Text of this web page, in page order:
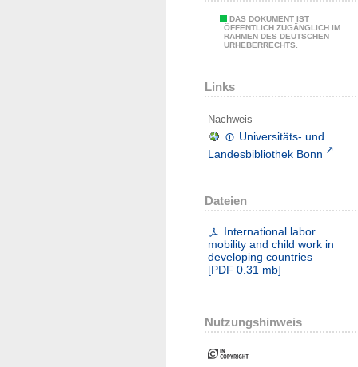
DAS DOKUMENT IST
ÖFFENTLICH ZUGÄNGLICH IM
RAHMEN DES DEUTSCHEN
URHEBERRECHTS.
Links
Nachweis
Universitäts- und
Landesbibliothek Bonn
Dateien
International labor
mobility and child work in
developing countries
[PDF 0.31 mb]
Nutzungshinweis